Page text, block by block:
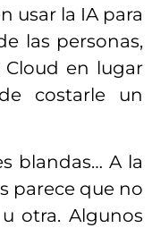
usar la IA para
las personas,
Cloud en lugar
costarle un
blandas… A la
parece que no
otra. Algunos